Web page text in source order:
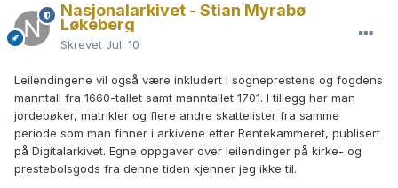
Nasjonalarkivet - Stian Myrabø
Løkeberg
Skrevet Juli 10
Leilendingene vil også være inkludert i sogneprestens og fogdens
manntall fra 1660-tallet samt manntallet 1701. I tillegg har man
jordebøker, matrikler og flere andre skattelister fra samme
periode som man finner i arkivene etter Rentekammeret, publisert
på Digitalarkivet. Egne oppgaver over leilendinger på kirke- og
prestebolsgods fra denne tiden kjenner jeg ikke til.